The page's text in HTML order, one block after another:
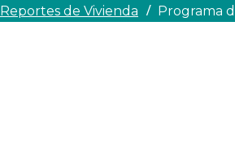
Reportes de Vivienda Programa